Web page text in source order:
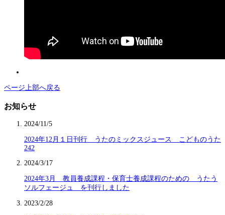
ページ上部へ戻る
お知らせ
2024/11/5
2024年12月１日刊行 うたのミックスジュース こどものうた
242
2024/3/17
2024年3月 教員養成課程・保育士養成課程のための うたう
ソルフェージュ を刊行しました
2023/2/28